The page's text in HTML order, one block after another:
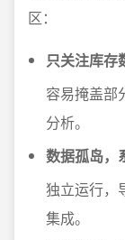
区：
只关注库存
容易掩盖部
分析。
数据孤岛，
独立运行，
集成。